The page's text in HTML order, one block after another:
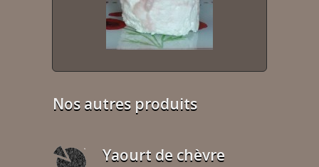
Nos autres produits
Yaourt de chèvre